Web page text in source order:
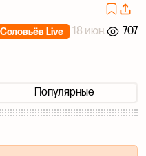
Соловьёв Live
18 июн. 707
Популярные